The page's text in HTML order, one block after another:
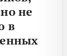
не
в